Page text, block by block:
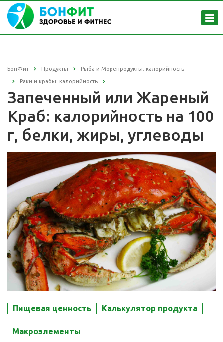
БонФит Продукты Рыба и Морепродукты: калорийность
Раки и крабы: калорийность
Запеченный или Жареный
Краб: калорийность на 100
г, белки, жиры, углеводы
Пищевая ценность Калькулятор продукта
Макроэлементы